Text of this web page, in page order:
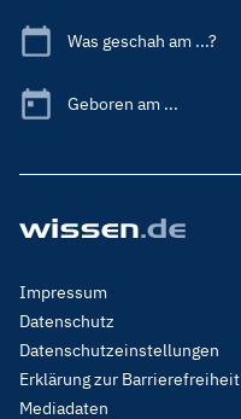
Was geschah am ...?
Geboren am ...
Footer
Menu
Legal
Impressum
Datenschutz
Datenschutzeinstellungen
Erklärung zur Barrierefreiheit
Mediadaten